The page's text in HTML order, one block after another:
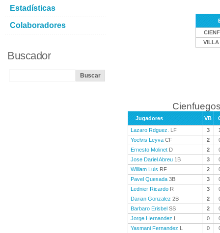
Jugadores VB
Lazaro Rdguez.
LF 3
Yoelvis Leyva CF 2
Ernesto Molinet D 2
Jose Dariel Abreu 1B 3
William Luis RF 2
Pavel Quesada 3B 3
Lednier Ricardo R 3
Darian Gonzalez 2B 2
Barbaro Erisbel SS 2
Jorge Hernandez L 0
Yasmani Fernandez L 0
Estadísticas
Colaboradores
Buscador